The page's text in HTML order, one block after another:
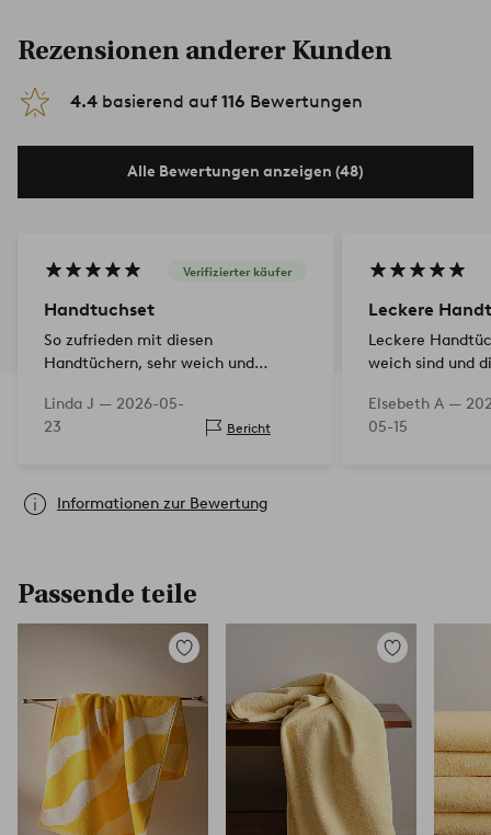
Rezensionen anderer Kunden
4.4 basierend auf 116 Bewertungen
Alle Bewertungen anzeigen (48)
Verifizierter käufer
Handtuchset
So zufrieden mit diesen
Handtüchern, sehr weich und
Linda J — 2026-05-
23
Bericht
Leckere
Leckere
weich sind und
Elsebeth A —
05-15
Informationen zur Bewertung
Passende teile
Zu
Zu